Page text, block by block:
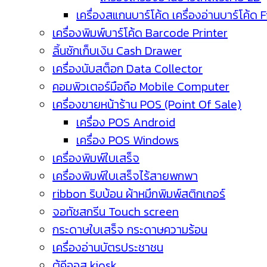
เครื่องสแกนบาร์โค้ด เครื่องอ่านบาร์โค้ด
เครื่องพิมพ์บาร์โค้ด Barcode Printer
ลิ้นชักเก็บเงิน Cash Drawer
เครื่องนับสต็อก Data Collector
คอมพิวเตอร์มือถือ Mobile Computer
เครื่องขายหน้าร้าน POS (Point Of Sale)
เครื่อง POS Android
เครื่อง POS Windows
เครื่องพิมพ์ใบเสร็จ
เครื่องพิมพ์ใบเสร็จไร้สายพกพา
ribbon ริบบ้อน ผ้าหมึกพิมพ์สติกเกอร์
จอทัชสกรีน Touch screen
กระดาษใบเสร็จ กระดาษความร้อน
เครื่องอ่านบัตรประชาชน